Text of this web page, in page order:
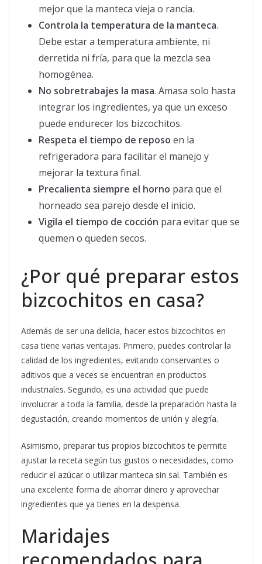
mejor que la manteca vieja o rancia.
Controla la temperatura de la manteca.
Debe estar a temperatura ambiente, ni
derretida ni fría, para que la mezcla sea
homogénea.
No sobretrabajes la masa. Amasa solo hasta
integrar los ingredientes, ya que un exceso
puede endurecer los bizcochitos.
Respeta el tiempo de reposo en la
refrigeradora para facilitar el manejo y
mejorar la textura final.
Precalienta siempre el horno para que el
horneado sea parejo desde el inicio.
Vigila el tiempo de cocción para evitar que se
quemen o queden secos.
¿Por qué preparar estos
bizcochitos en casa?
Además de ser una delicia, hacer estos bizcochitos en
casa tiene varias ventajas. Primero, puedes controlar la
calidad de los ingredientes, evitando conservantes o
aditivos que a veces se encuentran en productos
industriales. Segundo, es una actividad que puede
involucrar a toda la familia, desde la preparación hasta la
degustación, creando momentos de unión y alegría.
Asimismo, preparar tus propios bizcochitos te permite
ajustar la receta según tus gustos o necesidades, como
reducir el azúcar o utilizar manteca sin sal. También es
una excelente forma de ahorrar dinero y aprovechar
ingredientes que ya tienes en la despensa.
Maridajes